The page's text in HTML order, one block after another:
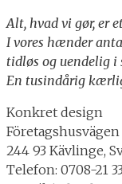
Alt, hvad vi gør, er
I vores hænder
tidløs og uendelig
En tusindårig
Konkret design
Företagshusvägen
244 93 Kävlinge,
Telefon: 0708-21